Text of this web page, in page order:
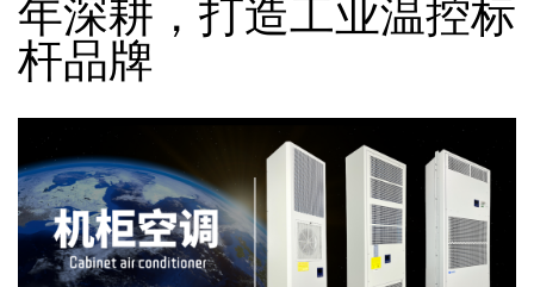
年深耕，打造工业温控标
杆品牌